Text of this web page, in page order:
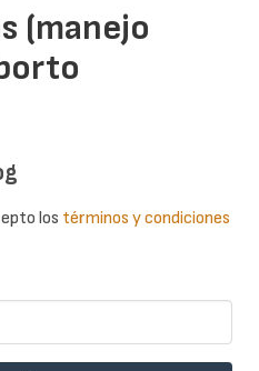
(manejo
los términos y condiciones